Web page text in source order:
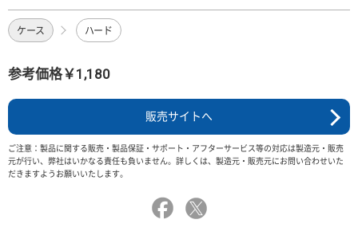
ケース ハード
参考価格￥1,180
販売サイトへ
ご注意：製品に関する販売・製品保証・サポート・アフターサービス等の対応は製造元・販売
元が行い、弊社はいかなる責任も負いません。詳しくは、製造元・販売元にお問い合わせいた
だきますようお願いいたします。